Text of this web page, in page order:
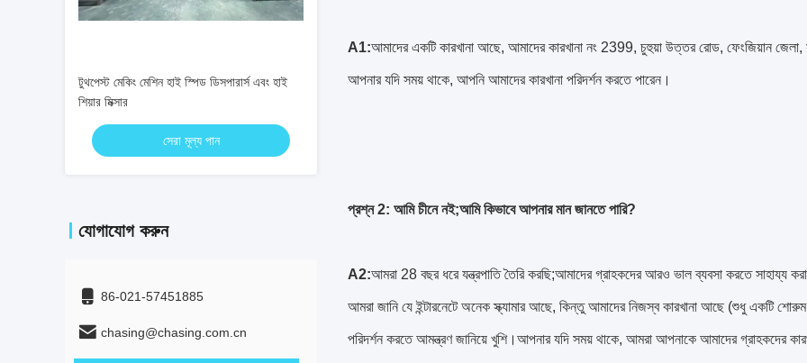
টুথপেস্ট মেকিং মেশিন হাই স্পিড ডিসপারার্স এবং হাই
শিয়ার মিক্সার
সেরা মূল্য পান
যোগাযোগ করুন
86-021-57451885
chasing@chasing.com.cn
A1:আমাদের একটি কারখানা আছে, আমাদের কারখানা নং 2399, চুহুয়া উত্তর রোড, ফেংজিয়ান জেলা,
আপনার যদি সময় থাকে, আপনি আমাদের কারখানা পরিদর্শন করতে পারেন।
প্রশ্ন 2: আমি চীনে নই;আমি কিভাবে আপনার মান জানতে পারি?
A2:আমরা 28 বছর ধরে যন্ত্রপাতি তৈরি করছি;আমাদের গ্রাহকদের আরও ভাল ব্যবসা করতে সাহায্য
আমরা জানি যে ইন্টারনেটে অনেক স্ক্যামার আছে, কিন্তু আমাদের নিজস্ব কারখানা আছে (শুধু একটি
পরিদর্শন করতে আমন্ত্রণ জানিয়ে খুশি।আপনার যদি সময় থাকে, আমরা আপনাকে আমাদের গ্রাহকদের